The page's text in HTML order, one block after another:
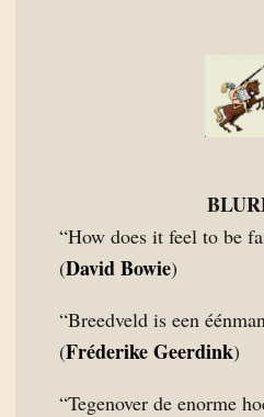
“How does it feel to be
(David Bowie)
“Breedveld is een
(Fréderike Geerdink)
“Tegenover de enorme